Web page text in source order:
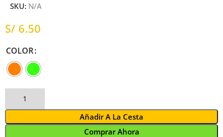
SKU: N/A
S/
COLOR
Añadir A La Cesta
Comprar Ahora